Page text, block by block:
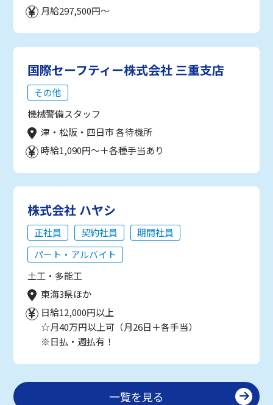
月給297,500円～
国際セーフティー株式会社 三重支店
その他
機械警備スタッフ
津・松阪・四日市 各待機所
時給1,090円～＋各種手当あり
株式会社 ハヤシ
正社員 契約社員
期間社員
パート・アルバイト
土工・多能工
東海3県ほか
日給12,000円以上
☆月40万円以上可（月26日＋各手当）
※日払・週払有！
一覧を見る